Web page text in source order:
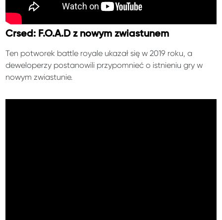
Crsed: F.O.A.D z nowym zwiastunem
Ten potworek battle royale ukazał się w 2019 roku, a
deweloperzy postanowili przypomnieć o istnieniu gry w
nowym zwiastunie.